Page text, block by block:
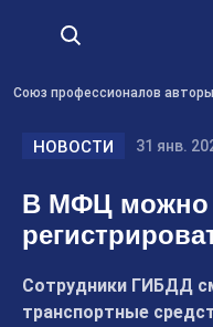
Союз профессионалов
НОВОСТИ 31 янв.
В МФЦ можно
Сотрудники ГИБДД
транспортные